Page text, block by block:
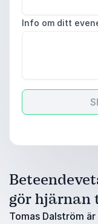
Info om ditt
gör hjärnan
Tomas Dalström